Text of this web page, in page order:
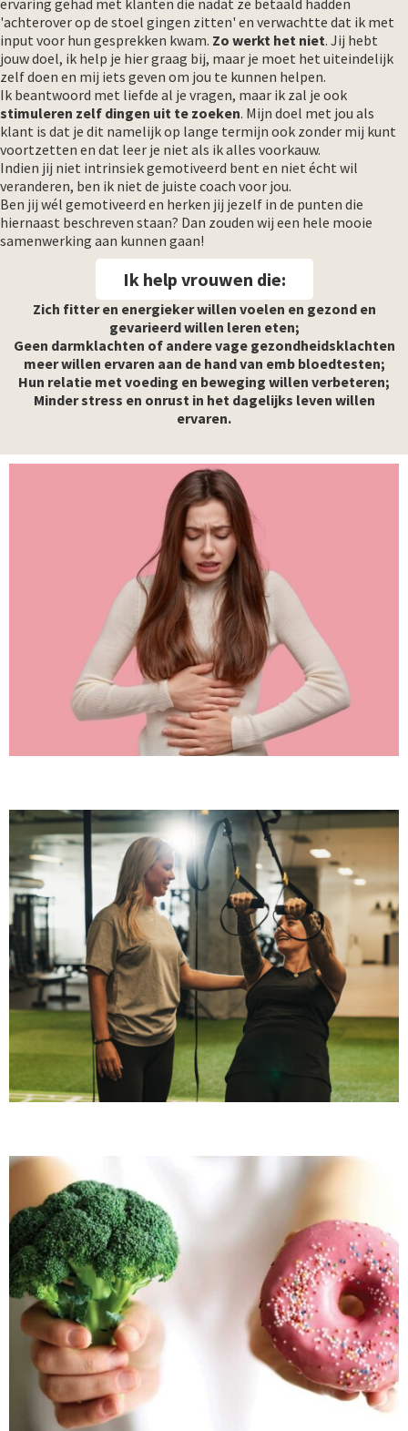
ervaring gehad met klanten die nadat ze betaald hadden
'achterover op de stoel gingen zitten' en verwachtte dat ik met
input voor hun gesprekken kwam. Zo werkt het niet. Jij hebt
jouw doel, ik help je hier graag bij, maar je moet het uiteindelijk
zelf doen en mij iets geven om jou te kunnen helpen.
Ik beantwoord met liefde al je vragen, maar ik zal je ook
stimuleren zelf dingen uit te zoeken. Mijn doel met jou als
klant is dat je dit namelijk op lange termijn ook zonder mij kunt
voortzetten en dat leer je niet als ik alles voorkauw.
Indien jij niet intrinsiek gemotiveerd bent en niet écht wil
veranderen, ben ik niet de juiste coach voor jou.
Ben jij wél gemotiveerd en herken jij jezelf in de punten die
hiernaast beschreven staan? Dan zouden wij een hele mooie
samenwerking aan kunnen gaan!
Ik help vrouwen die:
Zich fitter en energieker willen voelen en gezond en
gevarieerd willen leren eten;
Geen darmklachten of andere vage gezondheidsklachten
meer willen ervaren aan de hand van emb bloedtesten;
Hun relatie met voeding en beweging willen verbeteren;
Minder stress en onrust in het dagelijks leven willen
ervaren.